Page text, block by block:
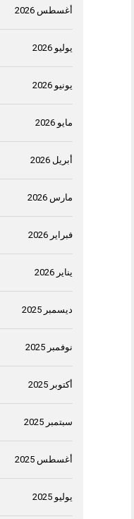
أغسطس 2026
يوليو 2026
يونيو 2026
مايو 2026
أبريل 2026
مارس 2026
فبراير 2026
يناير 2026
ديسمبر 2025
نوفمبر 2025
أكتوبر 2025
سبتمبر 2025
أغسطس 2025
يوليو 2025